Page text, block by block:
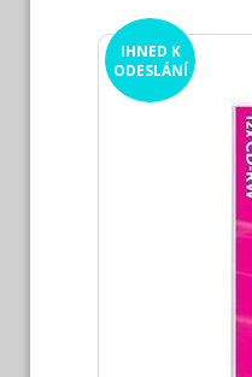
IHNED K
ODESLÁNÍ